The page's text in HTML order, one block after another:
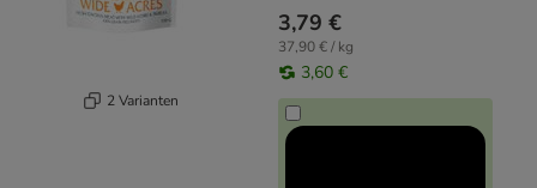
2 Varianten
3,79 €
37,90 € / kg
3,60 €